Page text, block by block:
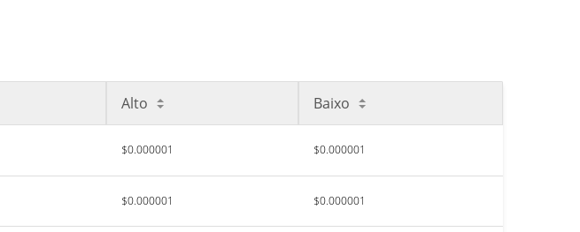
Alto Baixo
$0.000001 $0.000001
$0.000001 $0.000001